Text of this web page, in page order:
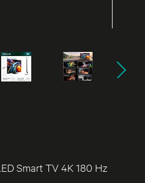
Smart TV 4K 180 Hz